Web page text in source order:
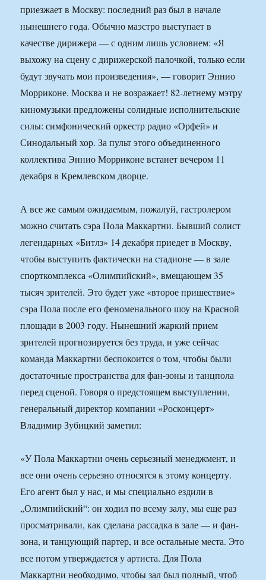
приезжает в Москву: последний раз был в начале
нынешнего года. Обычно маэстро выступает в
качестве дирижера — с одним лишь условием: «Я
выхожу на сцену с дирижерской палочкой, только если
будут звучать мои произведения», — говорит Эннио
Морриконе. Москва и не возражает! 82-летнему мэтру
киномузыки предложены солидные исполнительские
силы: симфонический оркестр радио «Орфей» и
Синодальный хор. За пульт этого объединенного
коллектива Эннио Морриконе встанет вечером 11
декабря в Кремлевском дворце.
А все же самым ожидаемым, пожалуй, гастролером
можно считать сэра Пола Маккартни. Бывший солист
легендарных «Битлз» 14 декабря приедет в Москву,
чтобы выступить фактически на стадионе — в зале
спорткомплекса «Олимпийский», вмещающем 35
тысяч зрителей. Это будет уже «второе пришествие»
сэра Пола после его феноменального шоу на Красной
площади в 2003 году. Нынешний жаркий прием
зрителей прогнозируется без труда, и уже сейчас
команда Маккартни беспокоится о том, чтобы были
достаточные пространства для фан-зоны и танцпола
перед сценой. Говоря о предстоящем выступлении,
генеральный директор компании «Росконцерт»
Владимир Зубицкий заметил:
«У Пола Маккартни очень серьезный менеджмент, и
все они очень серьезно относятся к этому концерту.
Его агент был у нас, и мы специально ездили в
„Олимпийский“: он ходил по всему залу, мы еще раз
просматривали, как сделана рассадка в зале — и фан-
зона, и танцующий партер, и все остальные места. Это
все потом утверждается у артиста. Для Пола
Маккартни необходимо, чтобы зал был полный, чтоб